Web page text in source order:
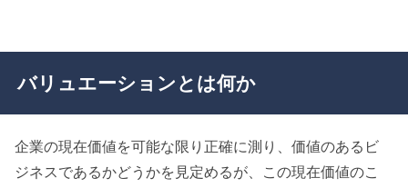
バリュエーションとは何か
企業の現在価値を可能な限り正確に測り、価値のあるビ
ジネスであるかどうかを見定めるが、この現在価値のこ